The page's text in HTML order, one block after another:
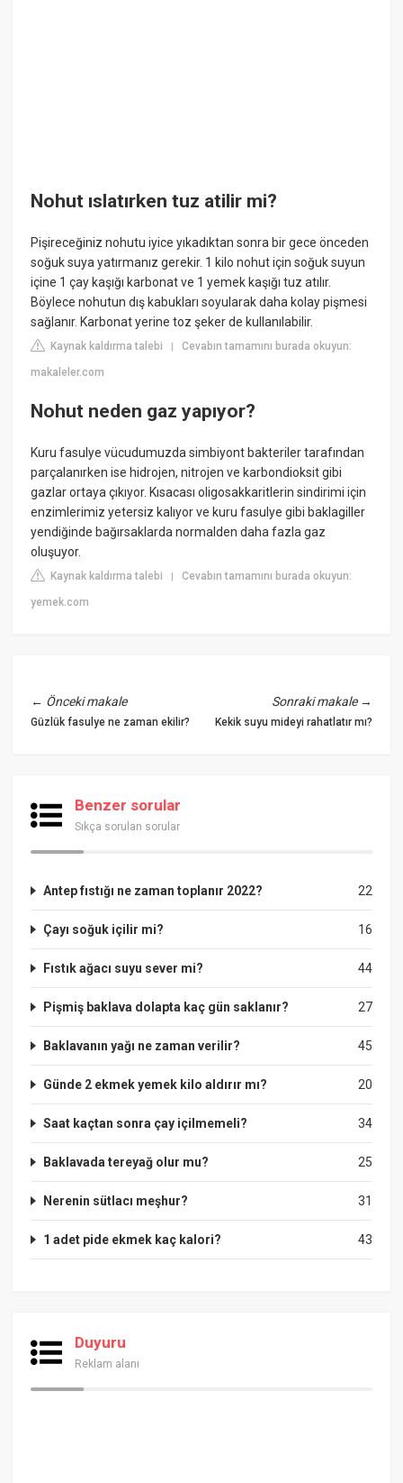
Nohut ıslatırken tuz atilir mi?
Pişireceğiniz nohutu iyice yıkadıktan sonra bir gece önceden
soğuk suya yatırmanız gerekir. 1 kilo nohut için soğuk suyun
içine 1 çay kaşığı karbonat ve 1 yemek kaşığı tuz atılır.
Böylece nohutun dış kabukları soyularak daha kolay pişmesi
sağlanır. Karbonat yerine toz şeker de kullanılabilir.
Kaynak kaldırma talebi |Cevabın tamamını burada okuyun:
makaleler.com
Nohut neden gaz yapıyor?
Kuru fasulye vücudumuzda simbiyont bakteriler tarafından
parçalanırken ise hidrojen, nitrojen ve karbondioksit gibi
gazlar ortaya çıkıyor. Kısacası oligosakkaritlerin sindirimi için
enzimlerimiz yetersiz kalıyor ve kuru fasulye gibi baklagiller
yendiğinde bağırsaklarda normalden daha fazla gaz
oluşuyor.
Kaynak kaldırma talebi |Cevabın tamamını burada okuyun:
yemek.com
← Önceki makale
Güzlük fasulye ne zaman ekilir?
Sonraki makale→
Kekik suyu mideyi rahatlatır mı?
Benzer sorular
Sıkça sorulan sorular
22
Antep fıstığı ne zaman toplanır 2022?
16
Çayı soğuk içilir mi?
44
Fıstık ağacı suyu sever mi?
27
Pişmiş baklava dolapta kaç gün saklanır?
45
Baklavanın yağı ne zaman verilir?
20
Günde 2 ekmek yemek kilo aldırır mı?
34
Saat kaçtan sonra çay içilmemeli?
25
Baklavada tereyağ olur mu?
31
Nerenin sütlacı meşhur?
43
1 adet pide ekmek kaç kalori?
Duyuru
Reklam alanı